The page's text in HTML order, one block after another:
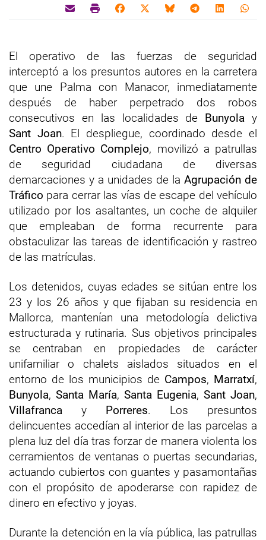
El operativo de las fuerzas de seguridad
interceptó a los presuntos autores en la carretera
que une Palma con Manacor, inmediatamente
después de haber perpetrado dos robos
consecutivos en las localidades de Bunyola y
Sant Joan. El despliegue, coordinado desde el
Centro Operativo Complejo, movilizó a patrullas
de seguridad ciudadana de diversas
demarcaciones y a unidades de la Agrupación de
Tráfico para cerrar las vías de escape del vehículo
utilizado por los asaltantes, un coche de alquiler
que empleaban de forma recurrente para
obstaculizar las tareas de identificación y rastreo
de las matrículas.
Los detenidos, cuyas edades se sitúan entre los
23 y los 26 años y que fijaban su residencia en
Mallorca, mantenían una metodología delictiva
estructurada y rutinaria. Sus objetivos principales
se centraban en propiedades de carácter
unifamiliar o chalets aislados situados en el
entorno de los municipios de Campos, Marratxí,
Bunyola, Santa María, Santa Eugenia, Sant Joan,
Villafranca y Porreres. Los presuntos
delincuentes accedían al interior de las parcelas a
plena luz del día tras forzar de manera violenta los
cerramientos de ventanas o puertas secundarias,
actuando cubiertos con guantes y pasamontañas
con el propósito de apoderarse con rapidez de
dinero en efectivo y joyas.
Durante la detención en la vía pública, las patrullas